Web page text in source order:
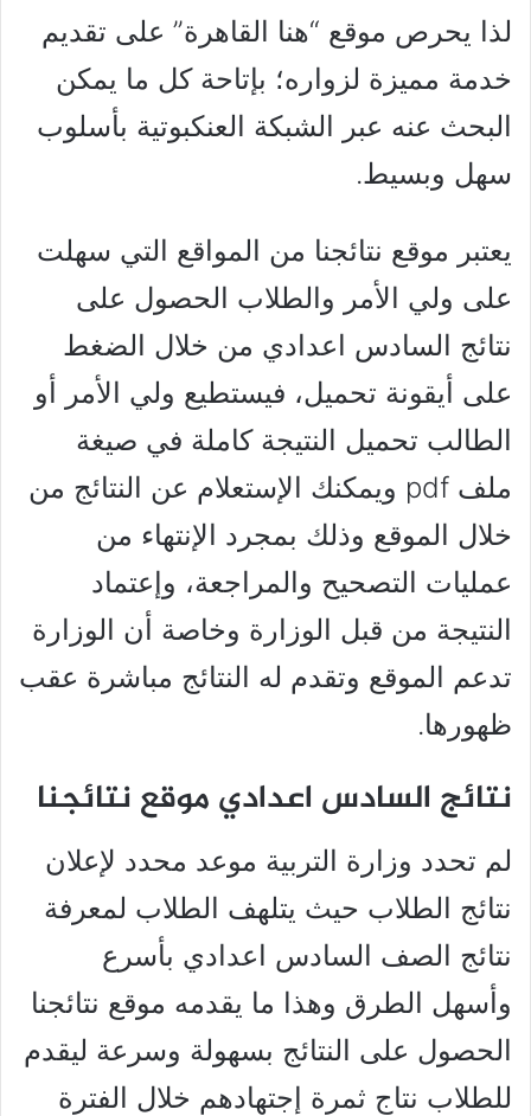
لذا يحرص موقع “هنا القاهرة” على تقديم
خدمة مميزة لزواره؛ بإتاحة كل ما يمكن
البحث عنه عبر الشبكة العنكبوتية بأسلوب
سهل وبسيط.
يعتبر موقع نتائجنا من المواقع التي سهلت
على ولي الأمر والطلاب الحصول على
نتائج السادس اعدادي من خلال الضغط
على أيقونة تحميل، فيستطيع ولي الأمر أو
الطالب تحميل النتيجة كاملة في صيغة
ملف pdf ويمكنك الإستعلام عن النتائج من
خلال الموقع وذلك بمجرد الإنتهاء من
عمليات التصحيح والمراجعة، وإعتماد
النتيجة من قبل الوزارة وخاصة أن الوزارة
تدعم الموقع وتقدم له النتائج مباشرة عقب
ظهورها.
نتائج السادس اعدادي موقع نتائجنا
لم تحدد وزارة التربية موعد محدد لإعلان
نتائج الطلاب حيث يتلهف الطلاب لمعرفة
نتائج الصف السادس اعدادي بأسرع
وأسهل الطرق وهذا ما يقدمه موقع نتائجنا
الحصول على النتائج بسهولة وسرعة ليقدم
للطلاب نتاج ثمرة إجتهادهم خلال الفترة